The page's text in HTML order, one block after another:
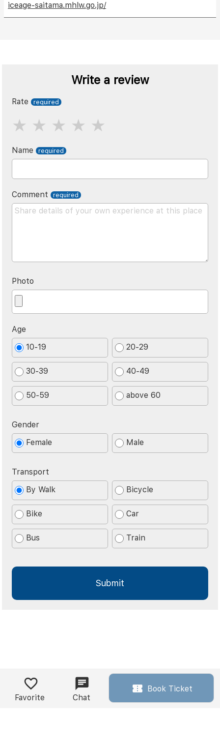
iceage-saitama.mhlw.go.jp/
Write a review
Rate
Name
Comment
Photo
Age
10-19
20-29
30-39 40-49
50-59 above 60
Gender
Female
Male
Transport
By Walk
Bicycle
Bike Car
Bus Train
Favorite Chat
Book Ticket